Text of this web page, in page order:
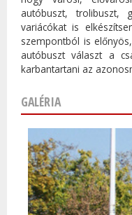
autóbuszt, trolibuszt,
variácókat is
szempontból is
autóbuszt választ a
karbantartani az
GALÉRIA